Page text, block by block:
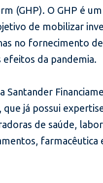
(GHP). O GHP é
de mobilizar
no fornecimento
efeitos da pandemia.
Santander
já possui
de saúde,
farmacêutica